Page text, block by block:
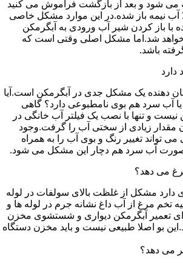
می شود و بعد از بازگشت فراموش می کنید
آب نیمه باز شده.در این موارد مشکل خاصی
با باز کردن شیر آب ورودی به آبگرمکن
شد.اما مشکل اصلی وقتی است که
باشد.
دهنده یک مشکل جدی در آبگرمکن است.آیا
آب سرد هم بوی نامطبوعی دارد؟ گاهی
نیست و تنها با نصب یک فیلتر آب خانگی در
مقدار زیادی از سختی آب را گرفت.وجود
تواند تغییر رنگ و بوی آب را به همراه
صورت آب سرد هم دچار این مشکل می شود.
دارد مشکل از غلظت بالای سولفات در لوله
تخم مرغ از آب داغ نشانه جرم در لوله ها و
تعمیر آبگرمکن دیواری و شستشوی مخزن
بو اصلا طبیعی نیست و باید مخزن دستگاه